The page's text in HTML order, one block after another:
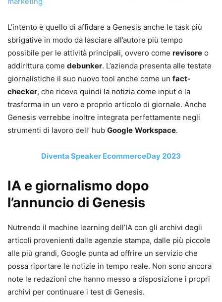
L’intento è quello di affidare a Genesis anche le task più
sbrigative in modo da lasciare all’autore più tempo
possibile per le attività principali, ovvero come revisore o
addirittura come debunker. L’azienda presenta alle testate
giornalistiche il suo nuovo tool anche come un fact-
checker, che riceve quindi la notizia come input e la
trasforma in un vero e proprio articolo di giornale. Anche
Genesis verrebbe inoltre integrata perfettamente negli
strumenti di lavoro dell’ hub Google Workspace.
Diventa Speaker EcommerceDay 2023
IA e giornalismo dopo
l’annuncio di Genesis
Nutrendo il machine learning dell’IA con gli archivi degli
articoli provenienti dalle agenzie stampa, dalle più piccole
alle più grandi, Google punta ad offrire un servizio che
possa riportare le notizie in tempo reale. Non sono ancora
note le redazioni che hanno messo a disposizione i propri
archivi per continuare i test di Genesis.